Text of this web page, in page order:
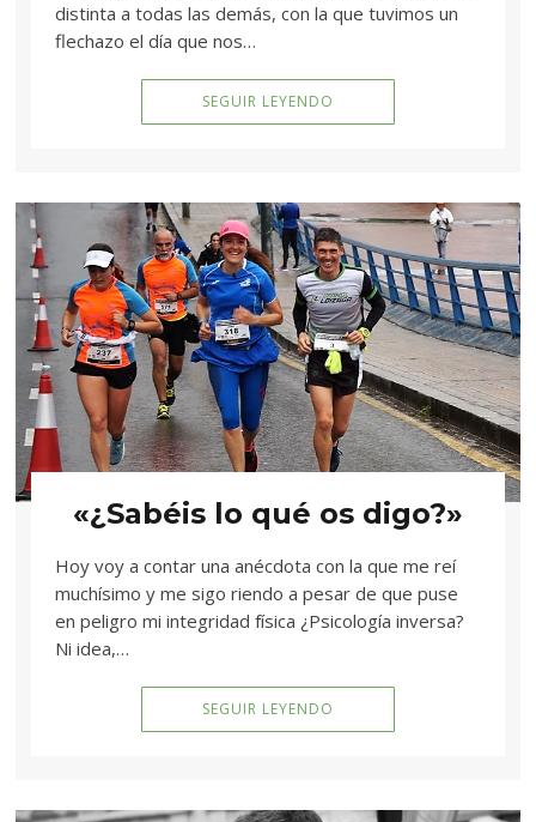
distinta a todas las demás, con la que tuvimos un
flechazo el día que nos…
SEGUIR LEYENDO
«¿Sabéis lo qué os digo?»
Hoy voy a contar una anécdota con la que me reí
muchísimo y me sigo riendo a pesar de que puse
en peligro mi integridad física ¿Psicología inversa?
Ni idea,…
SEGUIR LEYENDO